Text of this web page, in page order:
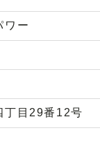
ワー
丁目29番12号